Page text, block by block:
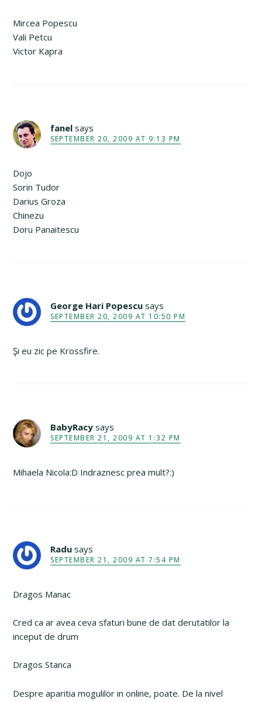
Mircea Popescu
Vali Petcu
Victor Kapra
fanel says
SEPTEMBER 20, 2009 AT 9:13 PM
Dojo
Sorin Tudor
Darius Groza
Chinezu
Doru Panaitescu
George Hari Popescu says
SEPTEMBER 20, 2009 AT 10:50 PM
Şi eu zic pe Krossfire.
BabyRacy says
SEPTEMBER 21, 2009 AT 1:32 PM
Mihaela Nicola:D Indraznesc prea mult?:)
Radu says
SEPTEMBER 21, 2009 AT 7:54 PM
Dragos Manac
Cred ca ar avea ceva sfaturi bune de dat derutatilor la
inceput de drum
Dragos Stanca
Despre aparitia mogulilor in online, poate. De la nivel